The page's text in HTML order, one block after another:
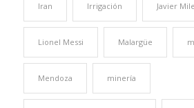
Iran Irrigación Javier
Lionel Messi Malargüe
Mendoza minería